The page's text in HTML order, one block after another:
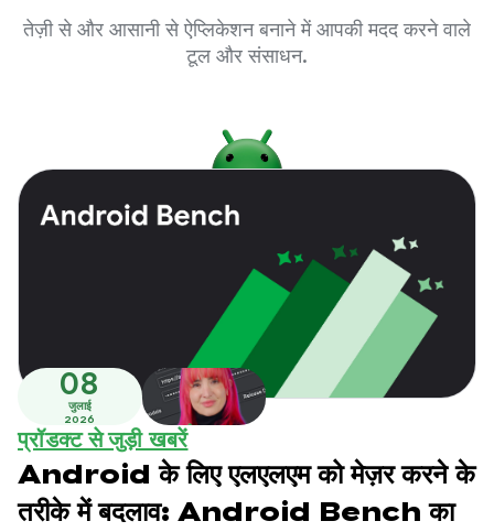
तेज़ी से और आसानी से ऐप्लिकेशन बनाने में आपकी मदद करने वाले
टूल और संसाधन.
08
जुलाई
2026
प्रॉडक्ट से जुड़ी खबरें
Android के लिए एलएलएम को मेज़र करने के
तरीके में बदलाव: Android Bench का